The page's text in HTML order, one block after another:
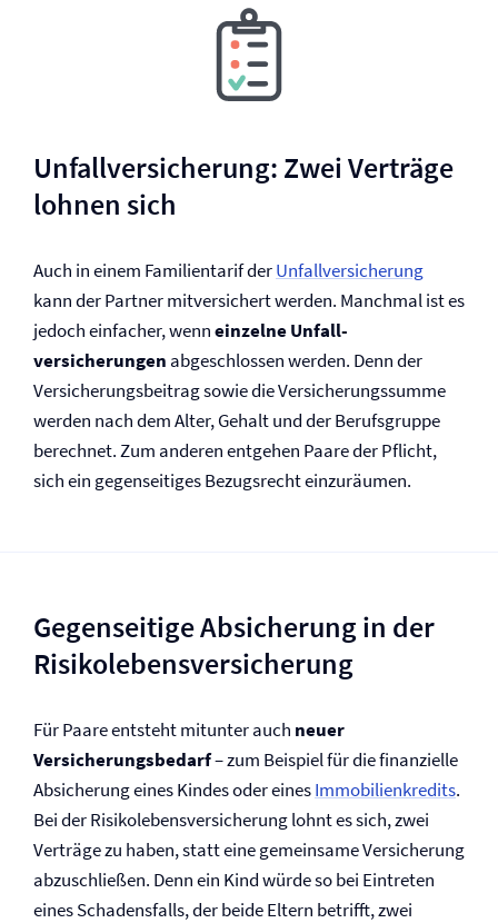
Unfall­versicherung: Zwei Verträge
lohnen sich
Auch in einem Familientarif derUnfall­versicherung
kann der Partner mitversichert werden. Manchmal ist es
jedoch einfacher, wenneinzelne Unfall­
versicherungen abgeschlossen werden. Denn der
Versicherungsbeitrag sowie die Versicherungssumme
werden nach dem Alter, Gehalt und der Berufsgruppe
berechnet. Zum anderen entgehen Paare der Pflicht,
sich ein gegenseitiges Bezugsrecht einzuräumen.
Gegenseitige Absicherung in der
Risikolebens­versicherung
Für Paare entsteht mitunter auch neuer
Versicherungsbedarf– zum Beispiel für die finanzielle
Absicherung eines Kindes oder einesImmobilienkredits.
Bei der Risikolebens­versicherung lohnt es sich, zwei
Verträge zu haben, statt eine gemeinsame Versicherung
abzuschließen. Denn ein Kind würde so bei Eintreten
eines Schadensfalls, der beide Eltern betrifft, zwei